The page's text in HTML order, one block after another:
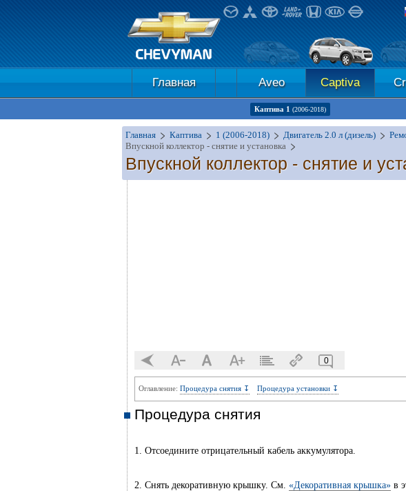
Главная Aveo Captiva
Каптива 1 (2006-2018)
Главная Каптива 1 (2006-2018) Двигатель 2.0 л (дизель)
Впускной коллектор - снятие и установка
Впускной коллектор - снятие и
0
Оглавление: Процедура снятия ↧ Процедура установки ↧
Процедура снятия
1. Отсоедините отрицательный кабель аккумулятора.
2. Снять декоративную крышку. См. «Декоративная крышка» в